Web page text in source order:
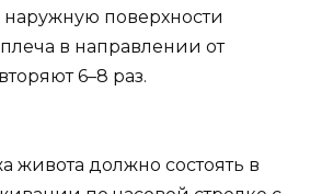
поверхности
в направлении от
6–8 раз.
живота должно состоять в